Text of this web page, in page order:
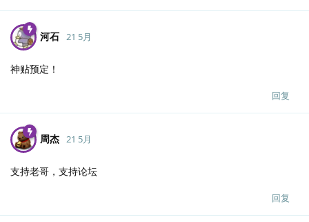
河石 21 5月
神贴预定！
回复
周杰 21 5月
支持老哥，支持论坛
回复